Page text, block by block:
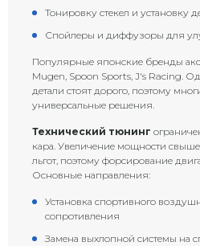
Тонировку стекел и установку
Спойлеры и диффузоры для
Популярные японские бренды
Mugen, Spoon Sports, J's Racing.
детали стоят дорого, поэтому
универсальные решения.
Технический тюнинг
кара. Увеличение мощности
льгот, поэтому форсирование
Основные направления:
Установка спортивного
сопротивления
Замена выхлопной системы на